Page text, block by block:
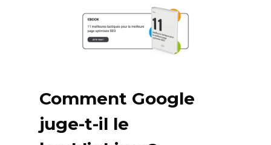
Comment Google
juge-t-il le